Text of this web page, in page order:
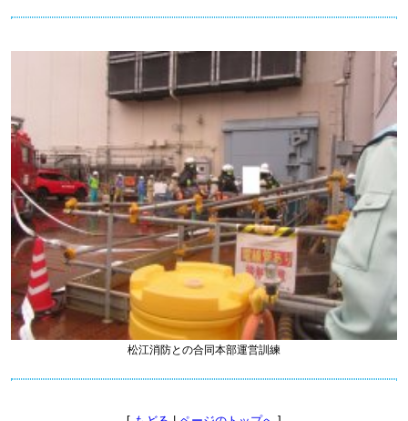
松江消防との合同本部運営訓練